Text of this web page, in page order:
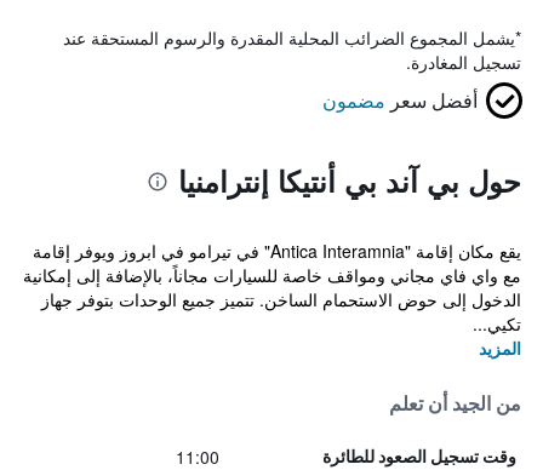
*يشمل المجموع الضرائب المحلية المقدرة والرسوم المستحقة عند
تسجيل المغادرة.
أفضل سعر مضمون
حول بي آند بي أنتيكا إنترامنيا
يقع مكان إقامة "Antica Interamnia" في تيرامو في ابروز ويوفر إقامة
مع واي فاي مجاني ومواقف خاصة للسيارات مجاناً، بالإضافة إلى إمكانية
الدخول إلى حوض الاستحمام الساخن. تتميز جميع الوحدات بتوفر جهاز
تكيي...
المزيد
من الجيد أن تعلم
وقت تسجيل الصعود للطائرة 11:00